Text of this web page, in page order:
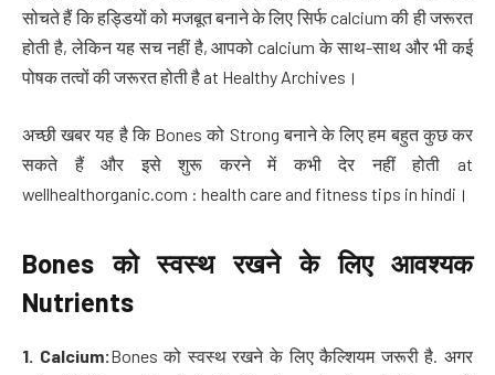
सोचते हैं कि हड्डियों को मजबूत बनाने के लिए सिर्फ calcium की ही जरूरत
होती है, लेकिन यह सच नहीं है, आपको calcium के साथ-साथ और भी कई
पोषक तत्वों की जरूरत होती है at Healthy Archives।
अच्छी खबर यह है कि Bones को Strong बनाने के लिए हम बहुत कुछ कर
सकते हैं और इसे शुरू करने में कभी देर नहीं होती at
wellhealthorganic.com : health care and fitness tips in hindi।
Bones को स्वस्थ रखने के लिए आवश्यक
Nutrients
1. Calcium:Bones को स्वस्थ रखने के लिए कैल्शियम जरूरी है. अगर